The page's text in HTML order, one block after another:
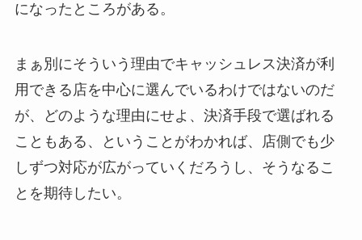
になったところがある。
まぁ別にそういう理由でキャッシュレス決済が利
用できる店を中心に選んでいるわけではないのだ
が、どのような理由にせよ、決済手段で選ばれる
こともある、ということがわかれば、店側でも少
しずつ対応が広がっていくだろうし、そうなるこ
とを期待したい。